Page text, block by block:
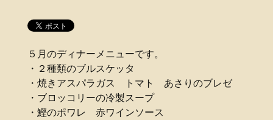
５月のディナーメニューです。
・２種類のブルスケッタ
・焼きアスパラガス トマト あさりのブレゼ
・ブロッコリーの冷製スープ
・鰹のポワレ 赤ワインソース